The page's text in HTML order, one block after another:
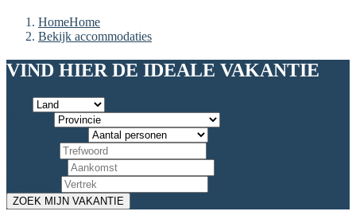
HomeHome
Bekijk accommodaties
VIND HIER DE IDEALE VAKANTIE